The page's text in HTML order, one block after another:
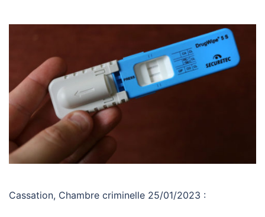
Cassation, Chambre criminelle 25/01/2023 :